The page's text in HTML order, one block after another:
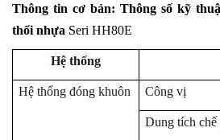
Thông tin cơ bản: Thông số kỹ
thổi nhựa Seri HH80E
Hệ thống
Hệ thống đóng khuôn Công vị
Dung tích chế